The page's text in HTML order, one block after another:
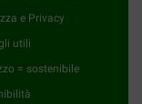
e Privacy
utili
= sostenibile